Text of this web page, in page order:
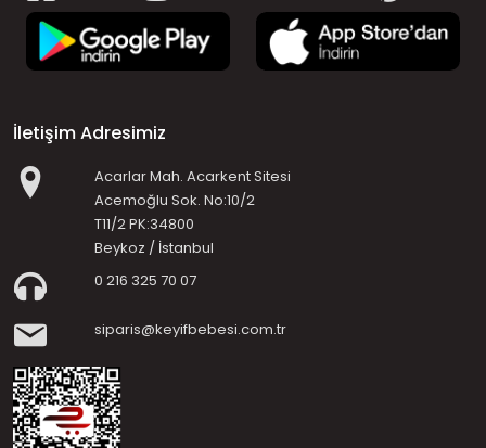
İletişim Adresimiz
Acarlar Mah. Acarkent Sitesi
Acemoğlu Sok. No:10/2
T11/2 PK:34800
Beykoz / İstanbul
0 216 325 70 07
siparis@keyifbebesi.com.tr